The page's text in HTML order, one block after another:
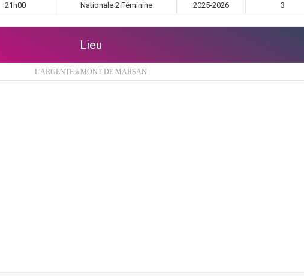
21h00 Nationale 2 Féminine 2025-2026 3
Lieu
L'ARGENTE à MONT DE MARSAN